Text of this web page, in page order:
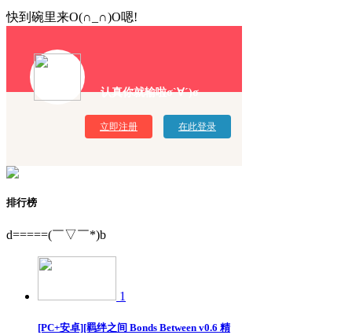
快到碗里来O(∩_∩)O嗯!
认真你就输啦σ`∀´)σ
立即注册 在此登录
排行榜
d=====(￣▽￣*)b
1
[PC+安卓][羁绊之间 Bonds Between v0.6 精